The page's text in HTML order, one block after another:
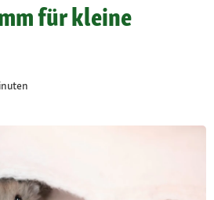
für kleine